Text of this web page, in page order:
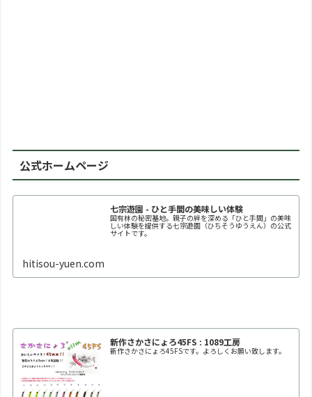
公式ホームページ
七宗遊園 - ひと手間の美味しい体験
国有林の秘密基地。親子の絆を深める「ひと手間」の美味
しい体験を提供する七宗遊園（ひちそうゆうえん）の公式
サイトです。
hitisou-yuen.com
新作さかさにょろ45FS : 1089工房
新作さかさにょろ45FSです。よろしくお願い致します。